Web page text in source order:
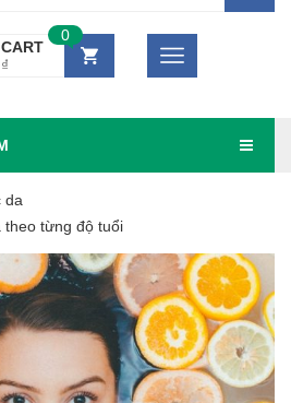
₫
0
da
theo từng độ tuổi